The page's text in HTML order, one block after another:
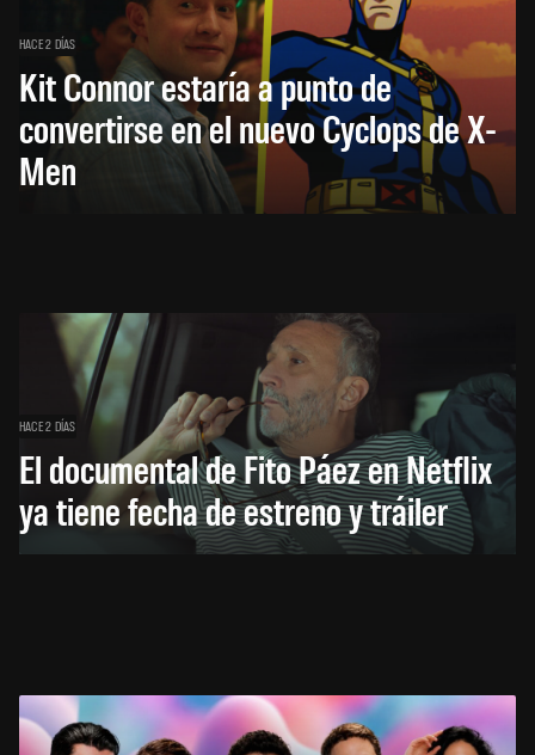
HACE 2 DÍAS
Kit Connor estaría a punto de
convertirse en el nuevo Cyclops de X-
Men
HACE 2 DÍAS
El documental de Fito Páez en Netflix
ya tiene fecha de estreno y tráiler